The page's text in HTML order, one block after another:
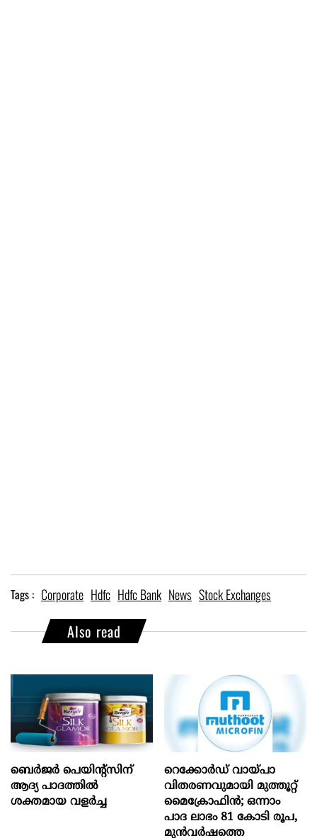
Tags : Corporate Hdfc Hdfc Bank News Stock Exchanges
Also read
ബെർജർ പെയിന്റ്സിന്
ആദ്യ പാദത്തിൽ
ശക്തമായ വളർച്ച
റെക്കോർഡ് വായ്പാ
വിതരണവുമായി മുത്തൂറ്റ്
മൈക്രോഫിൻ; ഒന്നാം
പാദ ലാഭം 81 കോടി രൂപ,
മുൻവർഷത്തെ